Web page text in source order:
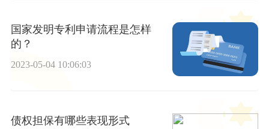
国家发明专利申请流程是怎样
的？
2023-05-04 10:06:03
债权担保有哪些表现形式